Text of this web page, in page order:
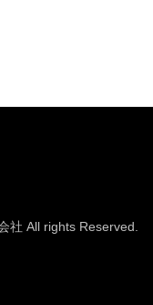
社 All rights Reserved.